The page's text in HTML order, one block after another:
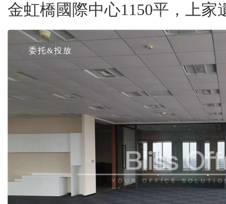
共享辦公
委托&投放
金虹橋國際中心1150平，上家